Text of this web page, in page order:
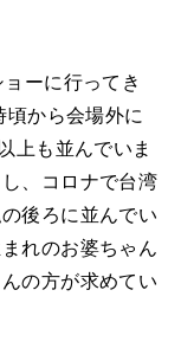
ーに行ってき
から会場外に
上も並んでいま
、コロナで台湾
後ろに並んでい
れのお婆ちゃん
の方が求めてい